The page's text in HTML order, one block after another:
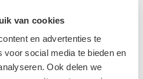
van cookies
en advertenties te
voor social media te bieden en
Ook delen we
goed slaapt omdat hij of zij niet
uit zich door onrustig slapen, of
dan wat onder de voetjes van je
na gebruik van deze geur.